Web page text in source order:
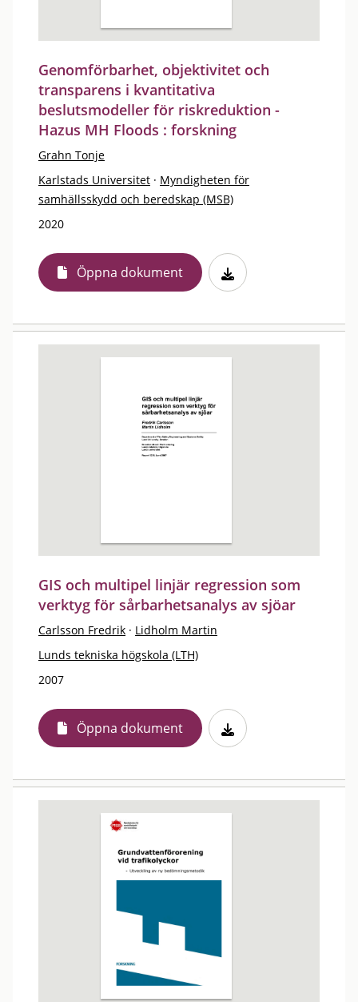
Genomförbarhet, objektivitet och
transparens i kvantitativa
beslutsmodeller för riskreduktion -
Hazus MH Floods : forskning
Grahn Tonje
Karlstads Universitet · Myndigheten för
samhällsskydd och beredskap (MSB)
2020
Öppna dokument
GIS och multipel linjär regression som
verktyg för sårbarhetsanalys av sjöar
Carlsson Fredrik · Lidholm Martin
Lunds tekniska högskola (LTH)
2007
Öppna dokument